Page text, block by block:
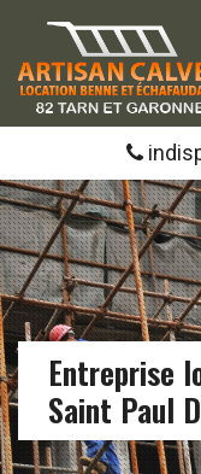
Entreprise
Saint Paul